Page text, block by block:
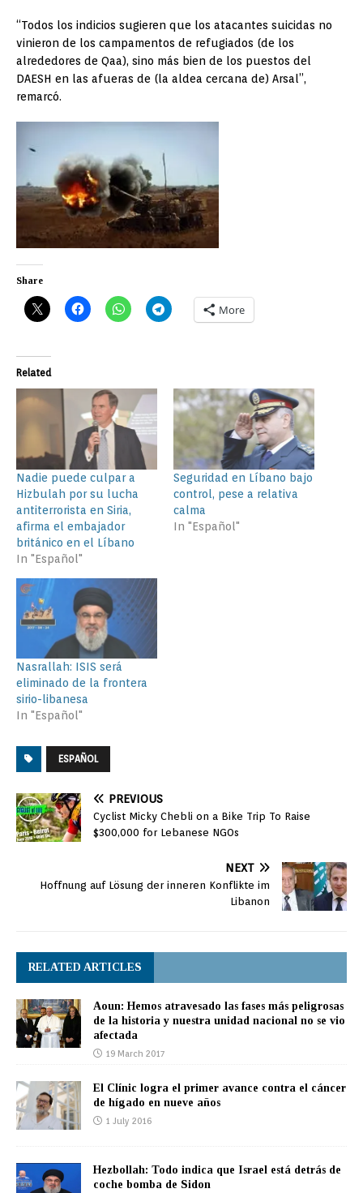
“Todos los indicios sugieren que los atacantes suicidas no
vinieron de los campamentos de refugiados (de los
alrededores de Qaa), sino más bien de los puestos del
DAESH en las afueras de (la aldea cercana de) Arsal”,
remarcó.
Share
More
Related
Nadie puede culpar a
Hizbulah por su lucha
antiterrorista en Siria,
afirma el embajador
británico en el Líbano
In "Español"
Seguridad en Líbano bajo
control, pese a relativa
calma
In "Español"
Nasrallah: ISIS será
eliminado de la frontera
sirio-libanesa
In "Español"
ESPAÑOL
PREVIOUS
Cyclist Micky Chebli on a Bike Trip To Raise
$300,000 for Lebanese NGOs
NEXT
Hoffnung auf Lösung der inneren Konflikte im
Libanon
RELATED ARTICLES
Aoun: Hemos atravesado las fases más peligrosas
de la historia y nuestra unidad nacional no se vio
afectada
19 March 2017
El Clínic logra el primer avance contra el cáncer
de hígado en nueve años
1 July 2016
Hezbollah: Todo indica que Israel está detrás de
coche bomba de Sidon